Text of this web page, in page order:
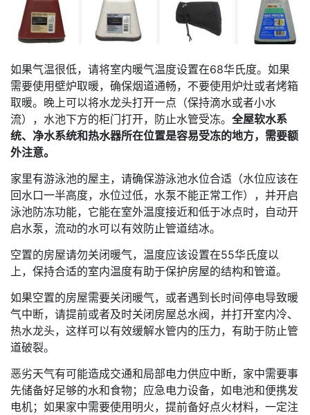
如果气温很低，请将室内暖气温度设置在68华氏度。如果
需要使用壁炉取暖，确保烟道通畅，不要使用炉灶或者烤箱
取暖。晚上可以将水龙头打开一点（保持滴水或者小水
流），水池下方的柜门打开，防止水管受冻。 全屋软水系
统、净水系统和热水器所在位置是容易受冻的地方，需要额
外注意。
家里有游泳池的屋主，请确保游泳池水位合适（水位应该在
回水口一半高度，水位过低，水泵不能正常工作），并开启
泳池防冻功能，它能在室外温度接近和低于冰点时，自动开
启水泵，流动的水可以有效防止管道结冰。
空置的房屋请勿关闭暖气，温度应该设置在55华氏度以
上，保持合适的室内温度有助于保护房屋的结构和管道。
如果空置的房屋需要关闭暖气，或者遇到长时间停电导致暖
气中断，请提前或者及时关闭房屋总水阀，并打开室内冷、
热水龙头，这样可以有效缓解水管内的压力，有助于防止管
道破裂。
恶劣天气有可能造成交通和局部电力供应中断，家中需要事
先储备好足够的水和食物；应急电力设备，如电池和便携发
电机；如果家中需要使用明火，提前备好点火材料，一定注